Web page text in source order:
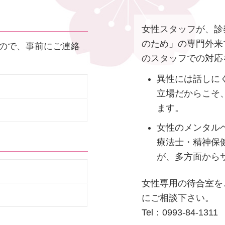
で、事前にご連絡
女性スタッフが、
のため」の専門外
のスタッフでの対
異性には話しに
立場だからこそ
ます。
女性のメンタル
療法士・精神保
が、多方面から
女性専用の待合室
にご相談下さい。
Tel：0993-84-1311